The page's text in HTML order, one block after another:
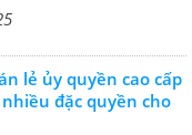
lẻ ủy quyền cao cấp
đặc quyền cho